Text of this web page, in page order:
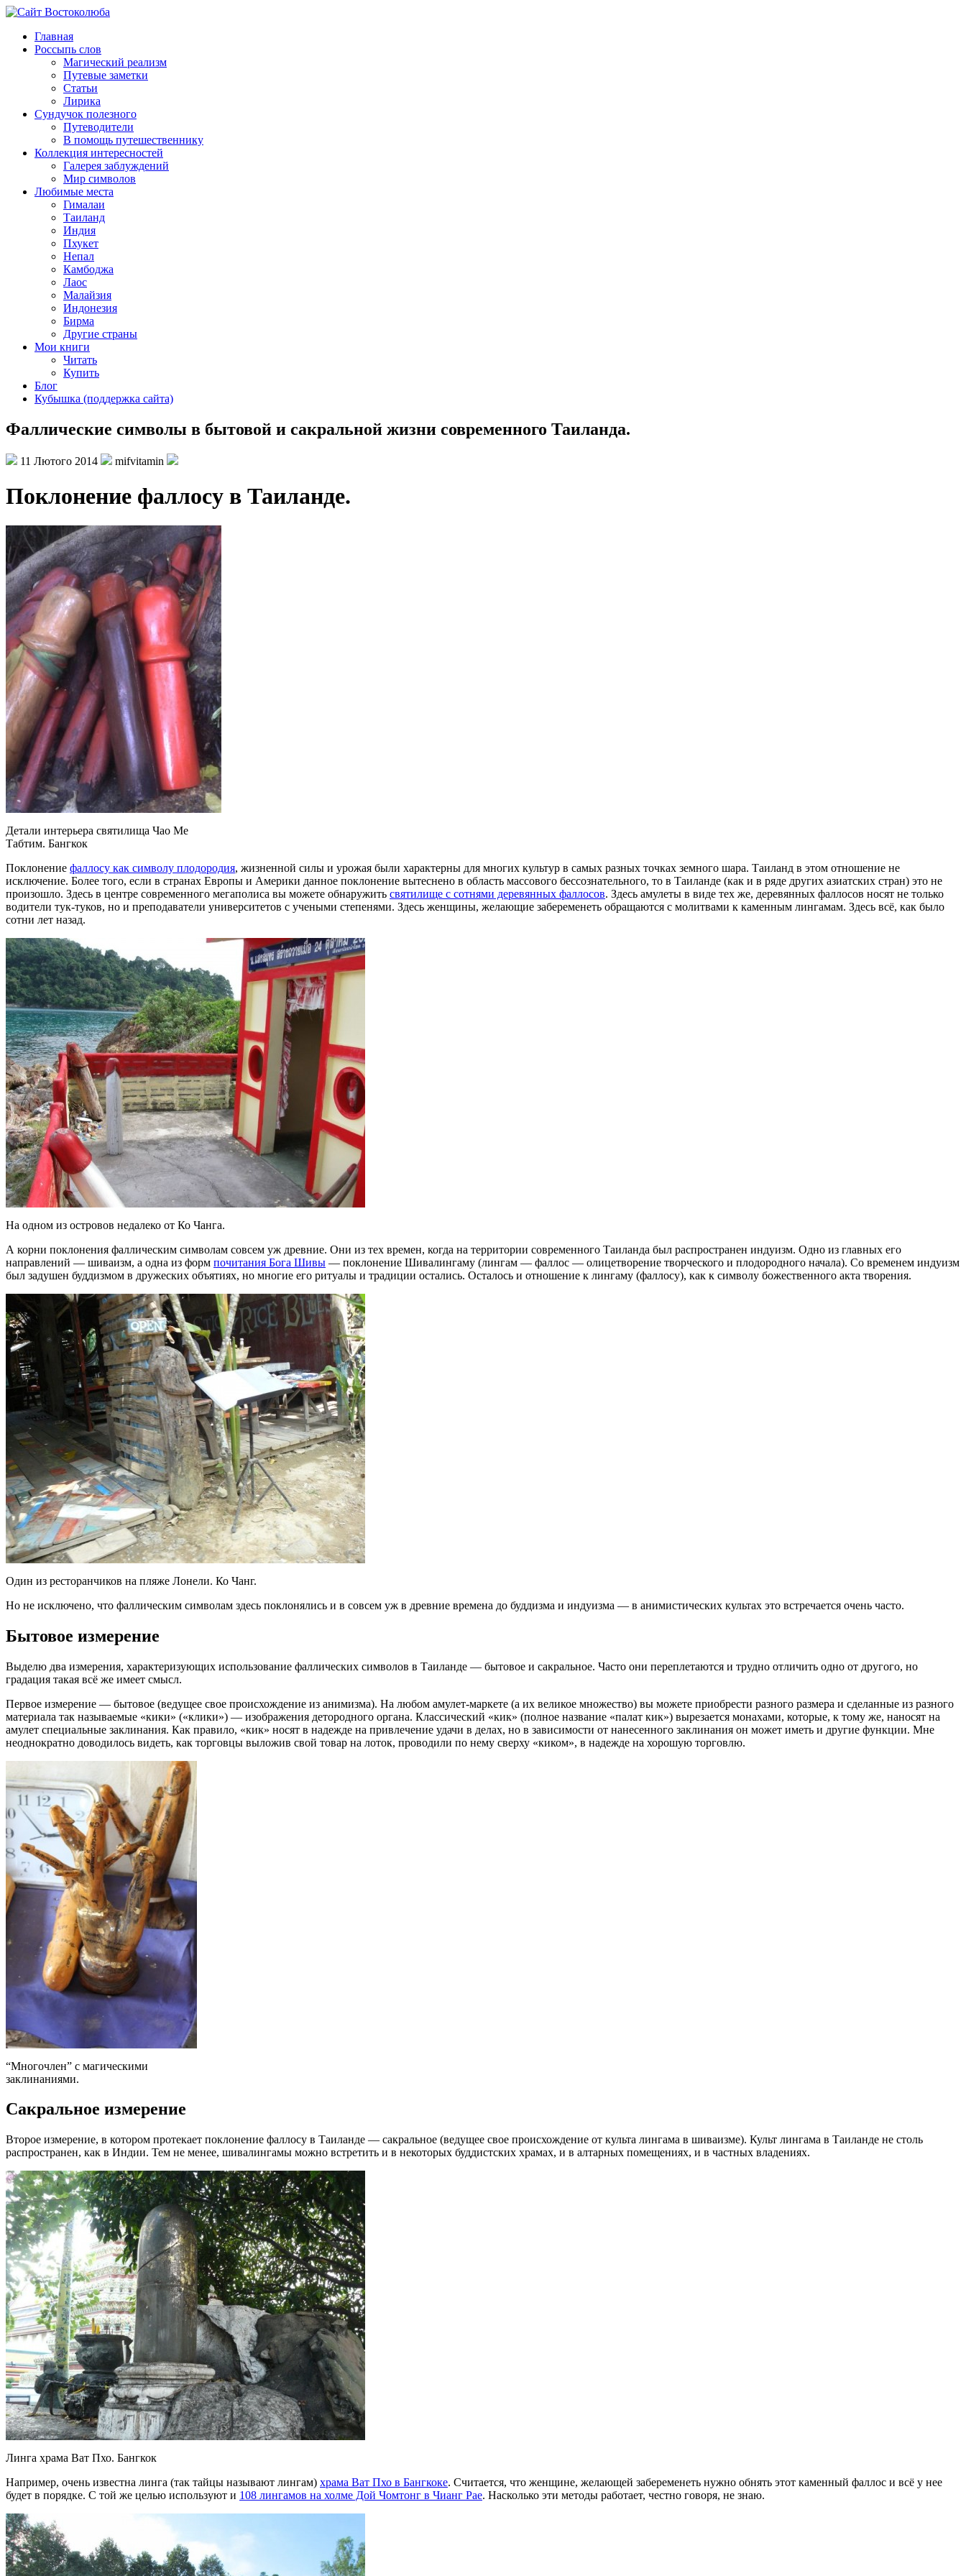
Главная
Россыпь слов
Магический реализм
Путевые заметки
Статьи
Лирика
Сундучок полезного
Путеводители
В помощь путешественнику
Коллекция интересностей
Галерея заблуждений
Мир символов
Любимые места
Гималаи
Таиланд
Индия
Пхукет
Непал
Камбоджа
Лаос
Малайзия
Индонезия
Бирма
Другие страны
Мои книги
Читать
Купить
Блог
Кубышка (поддержка сайта)
Фаллические символы в бытовой и сакральной жизни современного Таиланда.
11 Лютого 2014 mifvitamin
Поклонение фаллосу в Таиланде.
Детали интерьера святилища Чао Ме
Табтим. Бангкок
Поклонение фаллосу как символу плодородия, жизненной силы и урожая были характерны для многих культур в самых разных точках земного шара. Таиланд в этом отношение не
исключение. Более того, если в странах Европы и Америки данное поклонение вытеснено в область массового бессознательного, то в Таиланде (как и в ряде других азиатских стран) это не
произошло. Здесь в центре современного мегаполиса вы можете обнаружить святилище с сотнями деревянных фаллосов. Здесь амулеты в виде тех же, деревянных фаллосов носят не только
водители тук-туков, но и преподаватели университетов с учеными степенями. Здесь женщины, желающие забеременеть обращаются с молитвами к каменным лингамам. Здесь всё, как было
сотни лет назад.
На одном из островов недалеко от Ко Чанга.
А корни поклонения фаллическим символам совсем уж древние. Они из тех времен, когда на территории современного Таиланда был распространен индуизм. Одно из главных его
направлений — шиваизм, а одна из форм почитания Бога Шивы — поклонение Шивалингаму (лингам — фаллос — олицетворение творческого и плодородного начала). Со временем индуизм
был задушен буддизмом в дружеских объятиях, но многие его ритуалы и традиции остались. Осталось и отношение к лингаму (фаллосу), как к символу божественного акта творения.
Один из ресторанчиков на пляже Лонели. Ко Чанг.
Но не исключено, что фаллическим символам здесь поклонялись и в совсем уж в древние времена до буддизма и индуизма — в анимистических культах это встречается очень часто.
Бытовое измерение
Выделю два измерения, характеризующих использование фаллических символов в Таиланде — бытовое и сакральное. Часто они переплетаются и трудно отличить одно от другого, но
градация такая всё же имеет смысл.
Первое измерение — бытовое (ведущее свое происхождение из анимизма). На любом амулет-маркете (а их великое множество) вы можете приобрести разного размера и сделанные из разного
материала так называемые «кики» («клики») — изображения детородного органа. Классический «кик» (полное название «палат кик») вырезается монахами, которые, к тому же, наносят на
амулет специальные заклинания. Как правило, «кик» носят в надежде на привлечение удачи в делах, но в зависимости от нанесенного заклинания он может иметь и другие функции. Мне
неоднократно доводилось видеть, как торговцы выложив свой товар на лоток, проводили по нему сверху «киком», в надежде на хорошую торговлю.
“Многочлен” с магическими
заклинаниями.
Сакральное измерение
Второе измерение, в котором протекает поклонение фаллосу в Таиланде — сакральное (ведущее свое происхождение от культа лингама в шиваизме). Культ лингама в Таиланде не столь
распространен, как в Индии. Тем не менее, шивалингамы можно встретить и в некоторых буддистских храмах, и в алтарных помещениях, и в частных владениях.
Линга храма Ват Пхо. Бангкок
Например, очень известна линга (так тайцы называют лингам) храма Ват Пхо в Бангкоке. Считается, что женщине, желающей забеременеть нужно обнять этот каменный фаллос и всё у нее
будет в порядке. С той же целью используют и 108 лингамов на холме Дой Чомтонг в Чианг Рае. Насколько эти методы работает, честно говоря, не знаю.